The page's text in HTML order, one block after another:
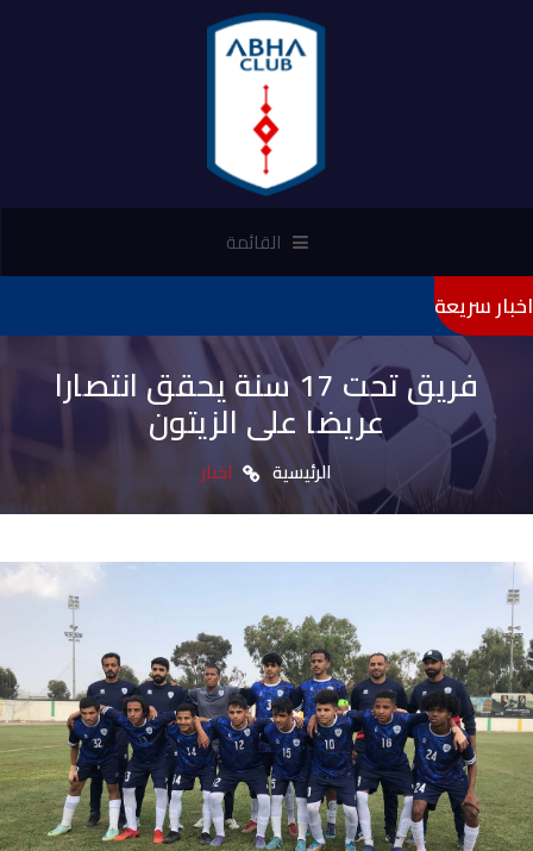
القائمة
اخبار سريعة
فريق تحت 17 سنة يحقق انتصارا
عريضا على الزيتون
الرئيسية اخبار